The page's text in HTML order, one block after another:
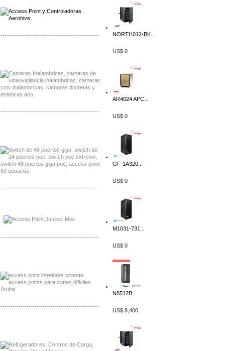
-------------------------------------------------
-------------------------------------------------
-------------------------------------------------
-------------------------------------------------
-------------------------------------------------
NORTH012-BK...
US$ 0
AR4024 APC...
US$ 0
GF-1A320...
US$ 0
M1031-731...
US$ 0
N8512B...
US$ 8,400